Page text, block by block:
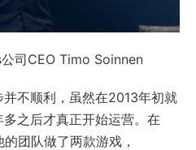
司CEO Timo Soinnen
不顺利，虽然在2013年初就
之后才真正开始运营。在
团队做了两款游戏，